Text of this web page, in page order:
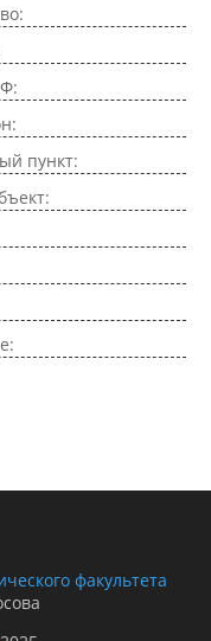
пункт:
факультета